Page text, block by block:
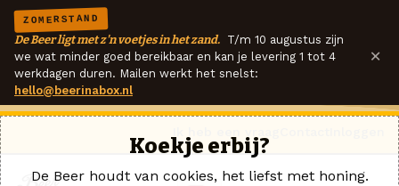
ZOMERSTAND
De Beer ligt met z'n voetjes in het zand. T/m 10 augustus zijn
we wat minder goed bereikbaar en kan je levering 1 tot 4
werkdagen duren. Mailen werkt het snelst:
hello@beerinabox.nl
×
Koekje erbij?
De Beer houdt van cookies, het liefst met honing.